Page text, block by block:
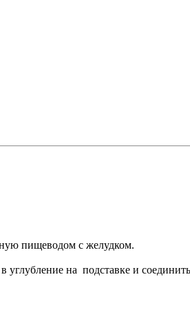
пищеводом с желудком.
на подставке и